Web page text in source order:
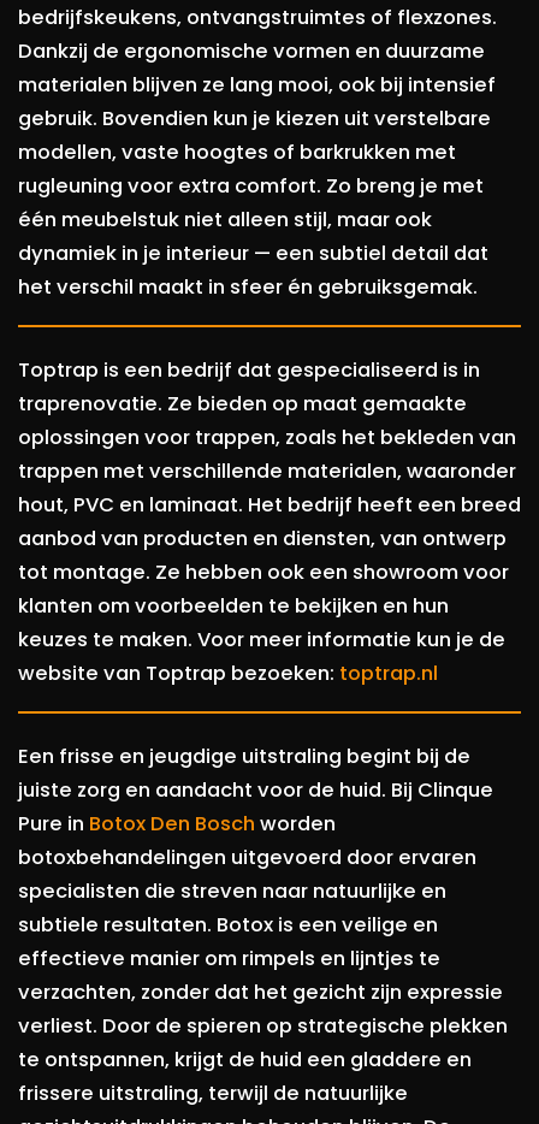
bedrijfskeukens, ontvangstruimtes of flexzones.
Dankzij de ergonomische vormen en duurzame
materialen blijven ze lang mooi, ook bij intensief
gebruik. Bovendien kun je kiezen uit verstelbare
modellen, vaste hoogtes of barkrukken met
rugleuning voor extra comfort. Zo breng je met
één meubelstuk niet alleen stijl, maar ook
dynamiek in je interieur — een subtiel detail dat
het verschil maakt in sfeer én gebruiksgemak.
Toptrap is een bedrijf dat gespecialiseerd is in
traprenovatie. Ze bieden op maat gemaakte
oplossingen voor trappen, zoals het bekleden van
trappen met verschillende materialen, waaronder
hout, PVC en laminaat. Het bedrijf heeft een breed
aanbod van producten en diensten, van ontwerp
tot montage. Ze hebben ook een showroom voor
klanten om voorbeelden te bekijken en hun
keuzes te maken. Voor meer informatie kun je de
website van Toptrap bezoeken: toptrap.nl
Een frisse en jeugdige uitstraling begint bij de
juiste zorg en aandacht voor de huid. Bij Clinque
Pure in Botox Den Bosch worden
botoxbehandelingen uitgevoerd door ervaren
specialisten die streven naar natuurlijke en
subtiele resultaten. Botox is een veilige en
effectieve manier om rimpels en lijntjes te
verzachten, zonder dat het gezicht zijn expressie
verliest. Door de spieren op strategische plekken
te ontspannen, krijgt de huid een gladdere en
frissere uitstraling, terwijl de natuurlijke